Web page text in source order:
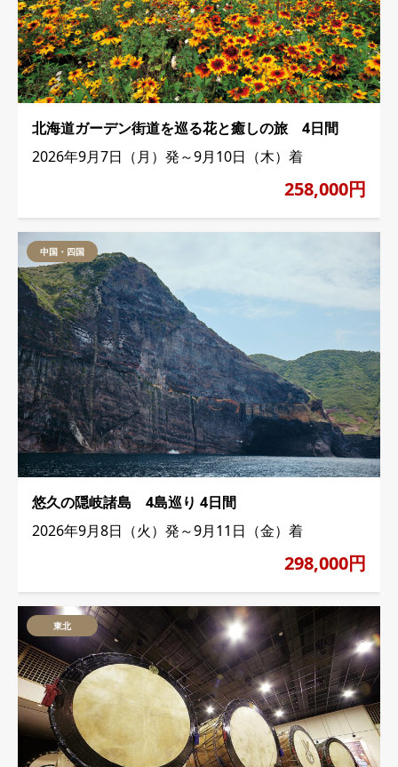
北海道ガーデン街道を巡る花と癒しの旅 4日間
2026年9月7日（月）発～9月10日（木）着
258,000円
中国・四国
悠久の隠岐諸島 4島巡り 4日間
2026年9月8日（火）発～9月11日（金）着
298,000円
東北